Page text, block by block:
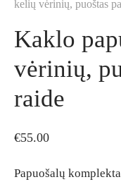
kelių vėrinių, puoštas
Kaklo
vėrinių,
raide
€55.00
Papuošalų